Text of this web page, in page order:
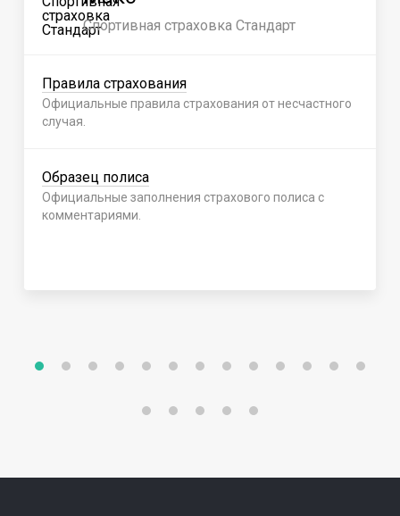
Спортивная страховка Стандарт
Правила страхования
Официальные правила страхования от несчастного
случая.
Образец полиса
Официальные заполнения страхового полиса с
комментариями.